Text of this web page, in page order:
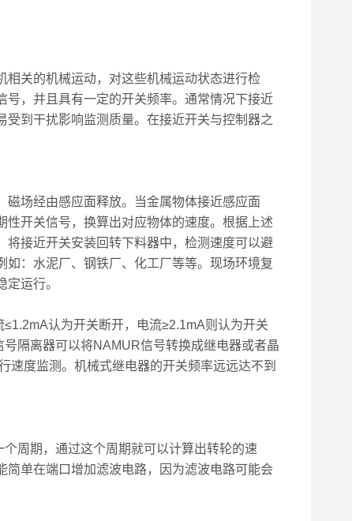
相关的机械运动，对这些机械运动状态进行检
，并且具有一定的开关频率。通常情况下接近
到干扰影响监测质量。在接近开关与控制器之
场经由感应面释放。当金属物体接近感应面
开关信号，换算出对应物体的速度。根据上述
接近开关安装回转下料器中，检测速度可以避
：水泥厂、钢铁厂、化工厂等等。现场环境复
运行。
认为开关断开，电流≥2.1mA则认为开关
隔离器可以将NAMUR信号转换成继电器或者晶
度监测。机械式继电器的开关频率远远达不到
周期，通过这个周期就可以计算出转轮的速
单在端口增加滤波电路，因为滤波电路可能会